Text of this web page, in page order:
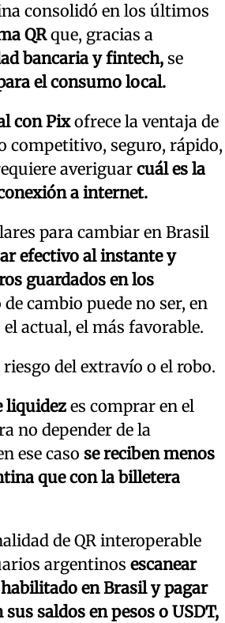
consolidó en los últimos
QRque, gracias a
bancaria y fintech, se
el consumo local.
con Pixofrece la ventaja de
competitivo, seguro, rápido,
averiguar cuál es la
a internet.
para cambiar en Brasil
efectivo al instante y
guardados en los
de cambio puede no ser, en
actual, el más favorable.
del extravío o el robo.
liquidezes comprar en el
no depender de la
ese caso se reciben menos
que con la billetera
de QR interoperable
argentinos escanear
en Brasil y pagar
saldos en pesos o USDT,